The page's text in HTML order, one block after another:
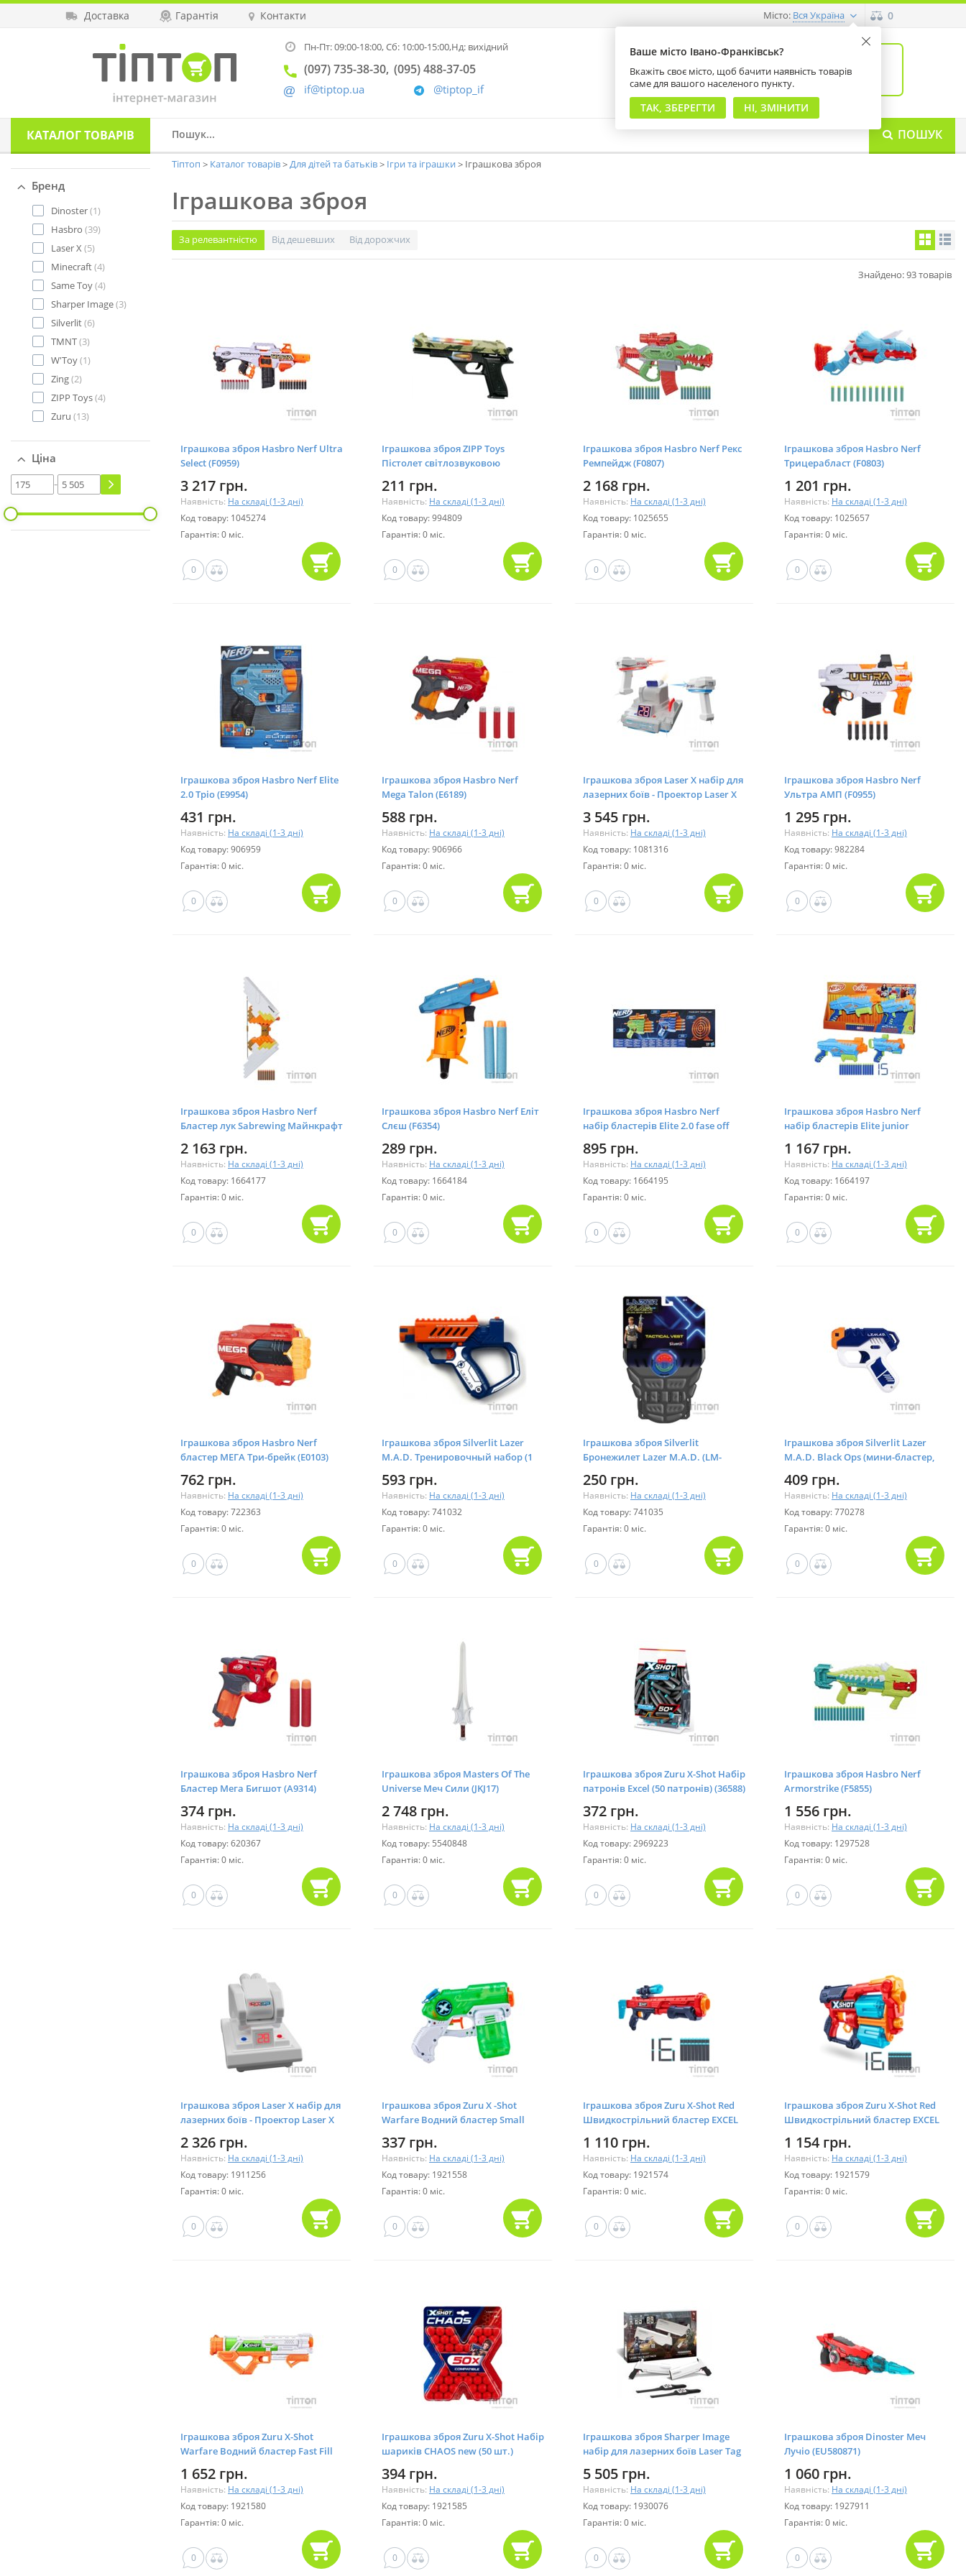
Доставка Гарантія Контакти
Ваше місто Івано-Франківськ?
Вкажіть своє місто, щоб бачити наявність товарів
саме для вашого населеного пункту.
ТАК, ЗБЕРЕГТИ НІ, ЗМІНИТИ
Місто: Вся Україна 0
Пн-Пт: 09:00-18:00,Сб: 10:00-15:00,Нд: вихідний
(097) 735-38-30 (095) 488-37-05
@tiptop_if
if@tiptop.ua
0
на суму 0 грн
КАТАЛОГТОВАРІВ ПОШУК
Бренд
Dinoster(1)
Hasbro (39)
Laser X(5)
Minecraft(4)
Same Toy(4)
Sharper Image(3)
Silverlit(6)
TMNT(3)
W'Toy(1)
Zing(2)
ZIPP Toys(4)
Zuru (13)
Ціна
-
Тіптоп Каталог товарів Для дітей та батьків Ігри та іграшки Іграшкова зброя
Іграшкова зброя
За релевантністю Від дешевших Від дорожчих
Знайдено: 93 товарів
Іграшкова зброя Hasbro Nerf Ultra
Select (F0959)
3 217 грн.
Наявність: На складі (1-3 дні)
Код товару: 1045274
Гарантія: 0 міс.
0
Іграшкова зброя ZIPP Toys
Пістолет світлозвуковою
211 грн.
Наявність: На складі (1-3 дні)
Код товару: 994809
Гарантія: 0 міс.
0
Іграшкова зброя Hasbro Nerf Рекс
Ремпейдж (F0807)
2 168 грн.
Наявність: На складі (1-3 дні)
Код товару: 1025655
Гарантія: 0 міс.
0
Іграшкова зброя Hasbro Nerf
Трицерабласт (F0803)
1 201 грн.
Наявність: На складі (1-3 дні)
Код товару: 1025657
Гарантія: 0 міс.
0
Іграшкова зброя Hasbro Nerf Elite
2.0 Тріо (E9954)
431 грн.
Наявність: На складі (1-3 дні)
Код товару: 906959
Гарантія: 0 міс.
0
Іграшкова зброя Hasbro Nerf
Mega Talon (E6189)
588 грн.
Наявність: На складі (1-3 дні)
Код товару: 906966
Гарантія: 0 міс.
0
Іграшкова зброя Laser X набір для
лазерних боїв - Проектор Laser X
3 545 грн.
Наявність: На складі (1-3 дні)
Код товару: 1081316
Гарантія: 0 міс.
0
Іграшкова зброя Hasbro Nerf
Ультра АМП (F0955)
1 295 грн.
Наявність: На складі (1-3 дні)
Код товару: 982284
Гарантія: 0 міс.
0
Іграшкова зброя Hasbro Nerf
Бластер лук Sabrewing Майнкрафт
2 163 грн.
Наявність: На складі (1-3 дні)
Код товару: 1664177
Гарантія: 0 міс.
0
Іграшкова зброя Hasbro Nerf Еліт
Слєш (F6354)
289 грн.
Наявність: На складі (1-3 дні)
Код товару: 1664184
Гарантія: 0 міс.
0
Іграшкова зброя Hasbro Nerf
набір бластерів Elite 2.0 fase off
895 грн.
Наявність: На складі (1-3 дні)
Код товару: 1664195
Гарантія: 0 міс.
0
Іграшкова зброя Hasbro Nerf
набір бластерів Elite junior
1 167 грн.
Наявність: На складі (1-3 дні)
Код товару: 1664197
Гарантія: 0 міс.
0
Іграшкова зброя Hasbro Nerf
бластер МЕГА Три-брейк (E0103)
762 грн.
Наявність: На складі (1-3 дні)
Код товару: 722363
Гарантія: 0 міс.
0
Іграшкова зброя Silverlit Lazer
M.A.D. Тренировочный набор (1
593 грн.
Наявність: На складі (1-3 дні)
Код товару: 741032
Гарантія: 0 міс.
0
Іграшкова зброя Silverlit
Бронежилет Lazer M.A.D. (LM-
250 грн.
Наявність: На складі (1-3 дні)
Код товару: 741035
Гарантія: 0 міс.
0
Іграшкова зброя Silverlit Lazer
M.A.D. Black Ops (мини-бластер,
409 грн.
Наявність: На складі (1-3 дні)
Код товару: 770278
Гарантія: 0 міс.
0
Іграшкова зброя Hasbro Nerf
Бластер Мега Бигшот (A9314)
374 грн.
Наявність: На складі (1-3 дні)
Код товару: 620367
Гарантія: 0 міс.
0
Іграшкова зброя Masters Of The
Universe Меч Сили (JKJ17)
2 748 грн.
Наявність: На складі (1-3 дні)
Код товару: 5540848
Гарантія: 0 міс.
0
Іграшкова зброя Zuru X-Shot Набір
патронів Excel (50 патронів) (36588)
372 грн.
Наявність: На складі (1-3 дні)
Код товару: 2969223
Гарантія: 0 міс.
0
Іграшкова зброя Hasbro Nerf
Armorstrike (F5855)
1 556 грн.
Наявність: На складі (1-3 дні)
Код товару: 1297528
Гарантія: 0 міс.
0
Іграшкова зброя Laser X набір для
лазерних боїв - Проектор Laser X
2 326 грн.
Наявність: На складі (1-3 дні)
Код товару: 1911256
Гарантія: 0 міс.
0
Іграшкова зброя Zuru X -Shot
Warfare Водний бластер Small
337 грн.
Наявність: На складі (1-3 дні)
Код товару: 1921558
Гарантія: 0 міс.
0
Іграшкова зброя Zuru X-Shot Red
Швидкострільний бластер EXCEL
1 110 грн.
Наявність: На складі (1-3 дні)
Код товару: 1921574
Гарантія: 0 міс.
0
Іграшкова зброя Zuru X-Shot Red
Швидкострільний бластер EXCEL
1 154 грн.
Наявність: На складі (1-3 дні)
Код товару: 1921579
Гарантія: 0 міс.
0
Іграшкова зброя Zuru X-Shot
Warfare Водний бластер Fast Fill
1 652 грн.
Наявність: На складі (1-3 дні)
Код товару: 1921580
Гарантія: 0 міс.
0
Іграшкова зброя Zuru X-Shot Набір
шариків CHAOS new (50 шт.)
394 грн.
Наявність: На складі (1-3 дні)
Код товару: 1921585
Гарантія: 0 міс.
0
Іграшкова зброя Sharper Image
набір для лазерних боїв Laser Tag
5 505 грн.
Наявність: На складі (1-3 дні)
Код товару: 1930076
Гарантія: 0 міс.
0
Іграшкова зброя Dinoster Меч
Лучіо (EU580871)
1 060 грн.
Наявність: На складі (1-3 дні)
Код товару: 1927911
Гарантія: 0 міс.
0